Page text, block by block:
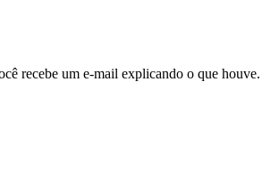
recebe um e-mail explicando o que houve.